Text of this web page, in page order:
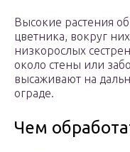
Высокие растения
цветника, вокруг
низкорослых
около стены или
высаживают на
ограде.
Чем